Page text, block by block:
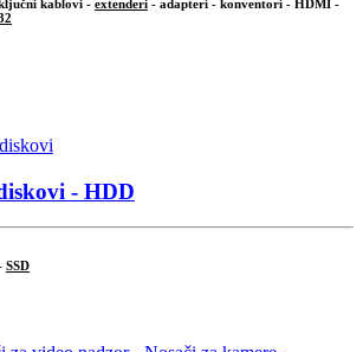
kablovi - extenderi - adapteri - konventori - HDMI -
- HDD
SSD